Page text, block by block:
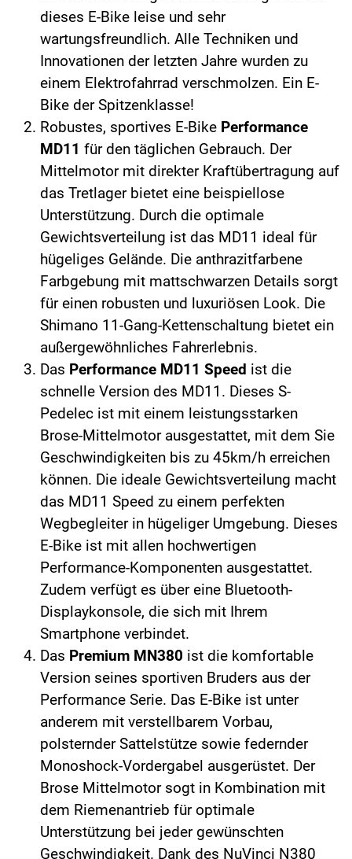
dieses E-Bike leise und sehr
wartungsfreundlich. Alle Techniken und
Innovationen der letzten Jahre wurden zu
einem Elektrofahrrad verschmolzen. Ein E-
Bike der Spitzenklasse!
Robustes, sportives E-Bike Performance
MD11 für den täglichen Gebrauch. Der
Mittelmotor mit direkter Kraftübertragung auf
das Tretlager bietet eine beispiellose
Unterstützung. Durch die optimale
Gewichtsverteilung ist das MD11 ideal für
hügeliges Gelände. Die anthrazitfarbene
Farbgebung mit mattschwarzen Details sorgt
für einen robusten und luxuriösen Look. Die
Shimano 11-Gang-Kettenschaltung bietet ein
außergewöhnliches Fahrerlebnis.
Das Performance MD11 Speed ist die
schnelle Version des MD11. Dieses S-
Pedelec ist mit einem leistungsstarken
Brose-Mittelmotor ausgestattet, mit dem Sie
Geschwindigkeiten bis zu 45km/h erreichen
können. Die ideale Gewichtsverteilung macht
das MD11 Speed zu einem perfekten
Wegbegleiter in hügeliger Umgebung. Dieses
E-Bike ist mit allen hochwertigen
Performance-Komponenten ausgestattet.
Zudem verfügt es über eine Bluetooth-
Displaykonsole, die sich mit Ihrem
Smartphone verbindet.
Das Premium MN380 ist die komfortable
Version seines sportiven Bruders aus der
Performance Serie. Das E-Bike ist unter
anderem mit verstellbarem Vorbau,
polsternder Sattelstütze sowie federnder
Monoshock-Vordergabel ausgerüstet. Der
Brose Mittelmotor sogt in Kombination mit
dem Riemenantrieb für optimale
Unterstützung bei jeder gewünschten
Geschwindigkeit. Dank des NuVinci N380